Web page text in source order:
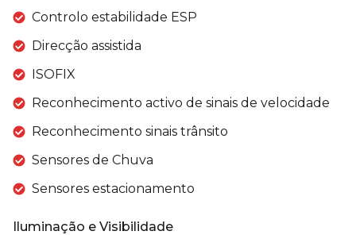
Controlo estabilidade ESP
Direcção assistida
ISOFIX
Reconhecimento activo de sinais de velocidade
Reconhecimento sinais trânsito
Sensores de Chuva
Sensores estacionamento
Iluminação e Visibilidade